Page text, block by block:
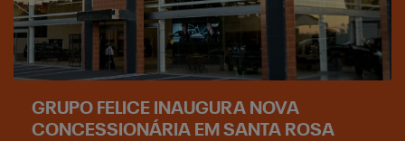
GRUPO FELICE INAUGURA NOVA
CONCESSIONÁRIA EM SANTA ROSA